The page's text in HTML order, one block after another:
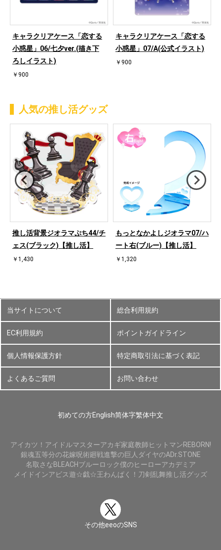
キャラクリアケース「恋する
小惑星」06/七夕ver.(描き下
ろしイラスト)
￥900
キャラクリアケース「恋する
小惑星」07/A(公式イラスト)
￥900
人気の推し活グッズ
推し活背景ジオラマぷち44/チ
ェス(ブラック)【推し活】
￥1,430
もっとなかよしジオラマ07/ハ
ート右(ブルー)【推し活】
￥1,320
当サイトについて 総合利用規約
EC利用規約 ポイントガイドライン
個人情報保護方針 特定商取引法に基づく表記
よくあるご質問 お問い合わせ
初めての方English简体字繁体中文
アイカツ！ アイドルマスターアカギ家庭教師ヒットマンREBORN!
銀魂五等分の花嫁呪術廻戦進撃の巨人 ダイヤのADr.STONE
名取さなBLEACHブルーロック僕のヒーローアカデミア
メイドインアビス遊☆戯☆王わんぱく！刀剣乱舞推し活グッズ
その他eeoのSNS